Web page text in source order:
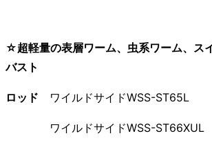
☆超軽量の表層ワーム、虫系ワーム、ス
バスト
ロッド ワイルドサイドWSS-ST65L
ワイルドサイドWSS-ST66XUL